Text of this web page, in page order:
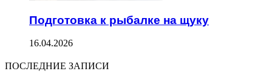
Подготовка к рыбалке на щуку
16.04.2026
ПОСЛЕДНИЕ ЗАПИСИ